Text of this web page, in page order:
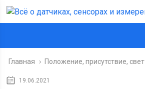
Главная › Положение, присутствие, свет
19.06.2021